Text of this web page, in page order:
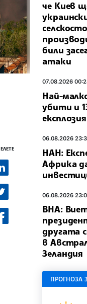
че Киев
били
атаки
07.08.2026
Най-
убити и
06.08.2026
НАН:
Африка
06.08.2026
ВНА:
другата
в
Зеландия
ПРОГНОЗА